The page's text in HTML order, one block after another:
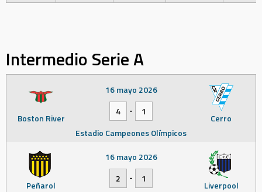
Intermedio Serie A
Boston River Cerro
16 mayo 2026
4
-
1
Estadio Campeones Olímpicos
Peñarol Liverpool
16 mayo 2026
2
-
1